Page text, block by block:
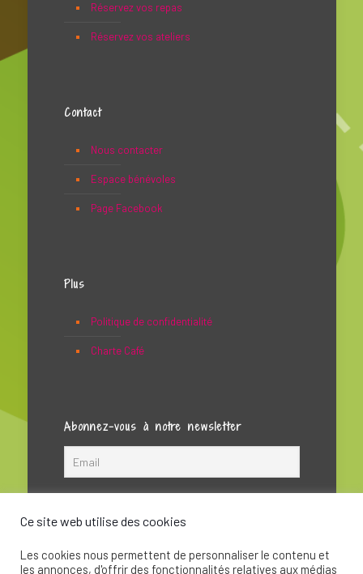
Réservez vos repas
Réservez vos ateliers
Contact
Nous contacter
Espace bénévoles
Page Facebook
Plus
Politique de confidentialité
Charte Café
Abonnez-vous à notre newsletter
Ce site web utilise des cookies
Les cookies nous permettent de personnaliser le contenu et
les annonces, d'offrir des fonctionnalités relatives aux médias